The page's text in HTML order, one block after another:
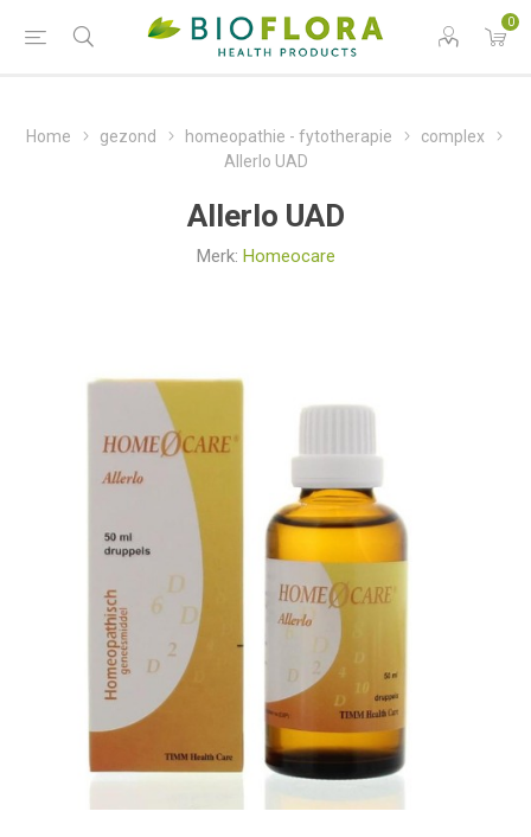
0
Home gezond homeopathie - fytotherapie
complex
Allerlo UAD
Allerlo UAD
Merk: Homeocare